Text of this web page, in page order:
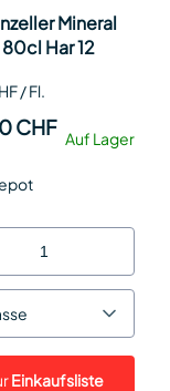
Mineral
Har 12
/ Fl.
Auf Lager
CHF
Einkaufsliste